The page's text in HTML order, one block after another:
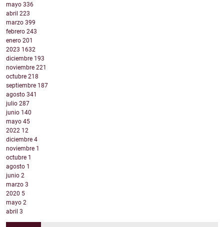
mayo 336
abril 223
marzo 399
febrero 243
enero 201
2023 1632
diciembre 193
noviembre 221
octubre 218
septiembre 187
agosto 341
julio 287
junio 140
mayo 45
2022 12
diciembre 4
noviembre 1
octubre 1
agosto 1
junio 2
marzo 3
2020 5
mayo 2
abril 3